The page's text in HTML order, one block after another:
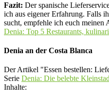
Fazit: Der spanische
ich aus eigener Erfahrung. Falls
sucht, empfehle ich euch meinen
Denia: Top 5 Restaurants,
Denia an der Costa Blanca
Der Artikel "Essen bestellen:
Serie Denia: Die belebte
Inhalte: